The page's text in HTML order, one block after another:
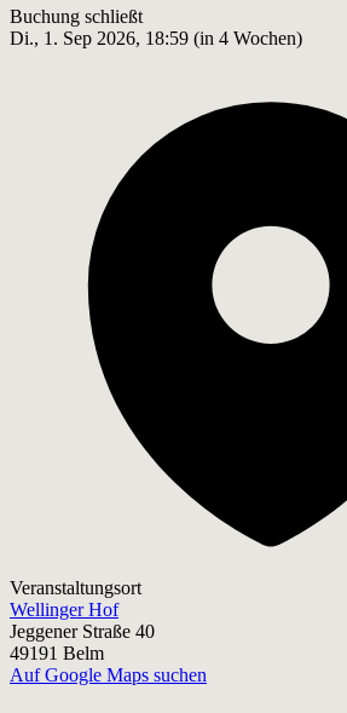
Buchung schließt
Di., 1. Sep 2026, 18:59 (in 4 Wochen)
Veranstaltungsort
Wellinger Hof
Jeggener Straße 40
49191 Belm
Auf Google Maps suchen